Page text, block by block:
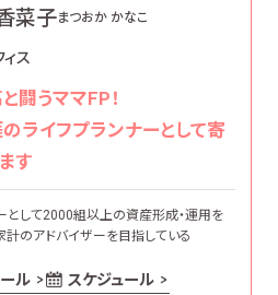
菜子まつおか かなこ
ス
闘うママFP！
ライフプランナーとして寄
す
として2000組以上の資産形成・運用を
計のアドバイザーを目指している
ル スケジュール